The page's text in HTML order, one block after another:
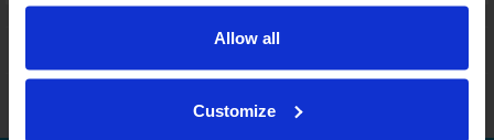
Allow all
Customize
Finhockey.fi
Suomen Jääkiekkoliitto | Kaikki oikeudet pidätetään |